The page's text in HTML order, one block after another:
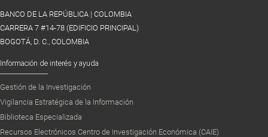
BANCO DE LA REPÚBLICA | COLOMBIA
CARRERA 7 #14-78 (EDIFICIO PRINCIPAL)
BOGOTÁ, D. C., COLOMBIA
Información de interés y ayuda
Gestión de la Investigación
Vigilancia Estratégica de la Información
Biblioteca Especializada
Recursos Electrónicos Centro de Investigación Económica (CAIE)